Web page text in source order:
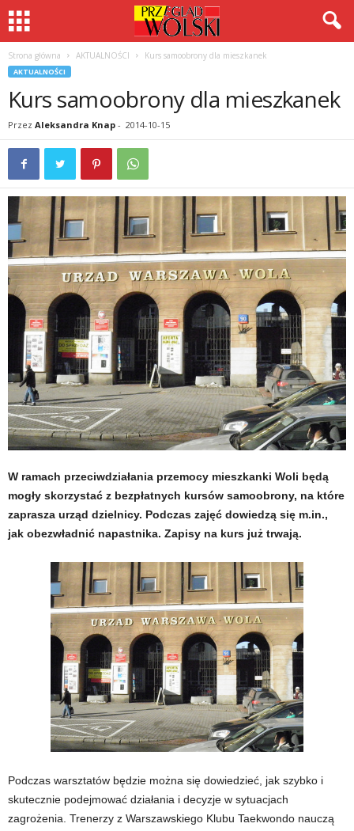
Strona główna AKTUALNOŚCI Kurs samoobrony dla mieszkanek
AKTUALNOŚCI
Kurs samoobrony dla mieszkanek
Przez Aleksandra Knap - 2014-10-15
W ramach przeciwdziałania przemocy mieszkanki Woli będą
mogły skorzystać z bezpłatnych kursów samoobrony, na które
zaprasza urząd dzielnicy. Podczas zajęć dowiedzą się m.in.,
jak obezwładnić napastnika. Zapisy na kurs już trwają.
Podczas warsztatów będzie można się dowiedzieć, jak szybko i
skutecznie podejmować działania i decyzje w sytuacjach
zagrożenia. Trenerzy z Warszawskiego Klubu Taekwondo nauczą